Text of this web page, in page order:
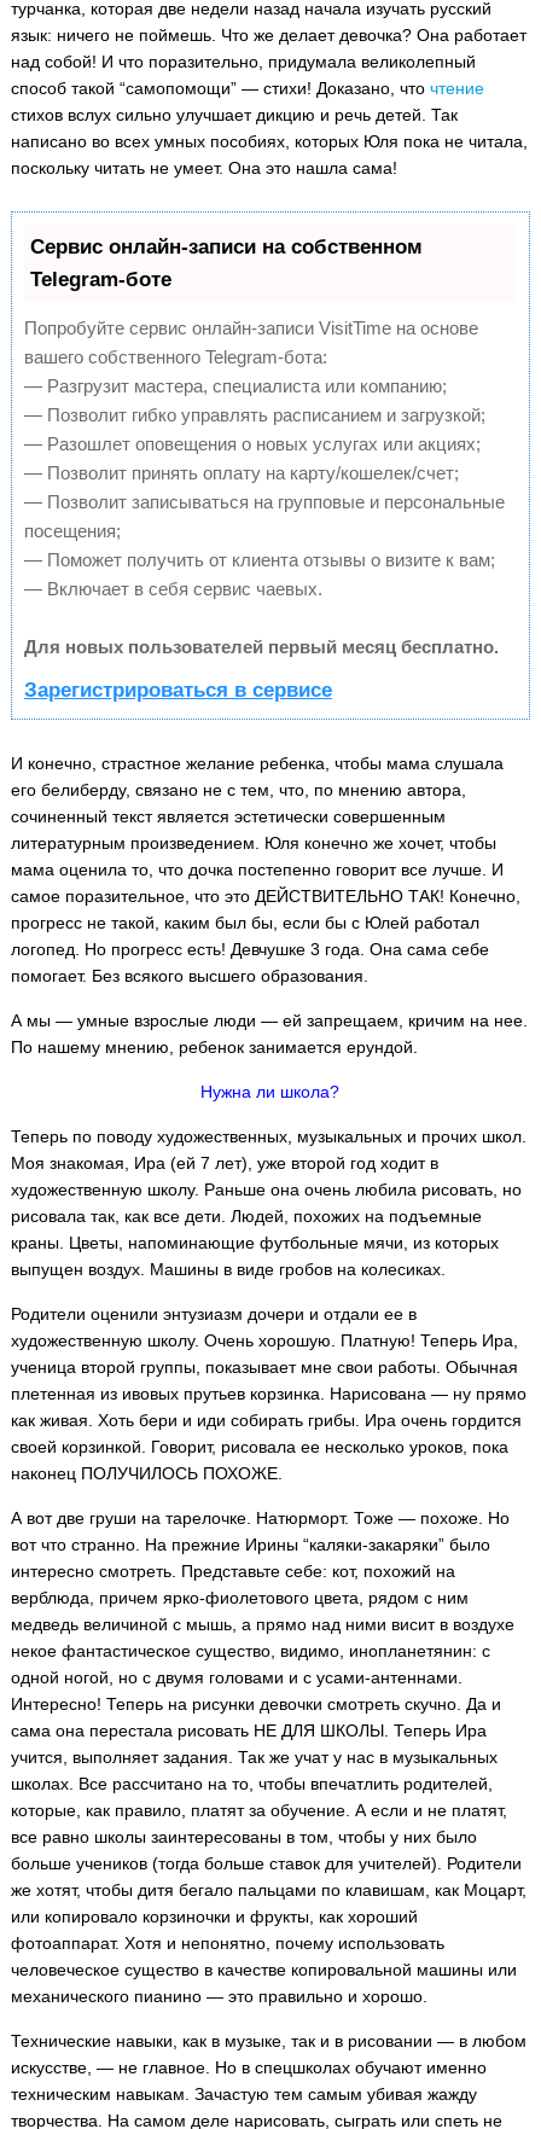
турчанка, которая две недели назад начала изучать русский
язык: ничего не поймешь. Что же делает девочка? Она работает
над собой! И что поразительно, придумала великолепный
способ такой “самопомощи” — стихи! Доказано, что чтение
стихов вслух сильно улучшает дикцию и речь детей. Так
написано во всех умных пособиях, которых Юля пока не читала,
поскольку читать не умеет. Она это нашла сама!
Сервис онлайн-записи на собственном
Telegram-боте
Попробуйте сервис онлайн-записи VisitTime на основе
вашего собственного Telegram-бота:
— Разгрузит мастера, специалиста или компанию;
— Позволит гибко управлять расписанием и загрузкой;
— Разошлет оповещения о новых услугах или акциях;
— Позволит принять оплату на карту/кошелек/счет;
— Позволит записываться на групповые и персональные
посещения;
— Поможет получить от клиента отзывы о визите к вам;
— Включает в себя сервис чаевых.
Для новых пользователей первый месяц бесплатно.
Зарегистрироваться в сервисе
И конечно, страстное желание ребенка, чтобы мама слушала
его белиберду, связано не с тем, что, по мнению автора,
сочиненный текст является эстетически совершенным
литературным произведением. Юля конечно же хочет, чтобы
мама оценила то, что дочка постепенно говорит все лучше. И
самое поразительное, что это ДЕЙСТВИТЕЛЬНО ТАК! Конечно,
прогресс не такой, каким был бы, если бы с Юлей работал
логопед. Но прогресс есть! Девчушке 3 года. Она сама себе
помогает. Без всякого высшего образования.
А мы — умные взрослые люди — ей запрещаем, кричим на нее.
По нашему мнению, ребенок занимается ерундой.
Нужна ли школа?
Теперь по поводу художественных, музыкальных и прочих школ.
Моя знакомая, Ира (ей 7 лет), уже второй год ходит в
художественную школу. Раньше она очень любила рисовать, но
рисовала так, как все дети. Людей, похожих на подъемные
краны. Цветы, напоминающие футбольные мячи, из которых
выпущен воздух. Машины в виде гробов на колесиках.
Родители оценили энтузиазм дочери и отдали ее в
художественную школу. Очень хорошую. Платную! Теперь Ира,
ученица второй группы, показывает мне свои работы. Обычная
плетенная из ивовых прутьев корзинка. Нарисована — ну прямо
как живая. Хоть бери и иди собирать грибы. Ира очень гордится
своей корзинкой. Говорит, рисовала ее несколько уроков, пока
наконец ПОЛУЧИЛОСЬ ПОХОЖЕ.
А вот две груши на тарелочке. Натюрморт. Тоже — похоже. Но
вот что странно. На прежние Ирины “каляки-закаряки” было
интересно смотреть. Представьте себе: кот, похожий на
верблюда, причем ярко-фиолетового цвета, рядом с ним
медведь величиной с мышь, а прямо над ними висит в воздухе
некое фантастическое существо, видимо, инопланетянин: с
одной ногой, но с двумя головами и с усами-антеннами.
Интересно! Теперь на рисунки девочки смотреть скучно. Да и
сама она перестала рисовать НЕ ДЛЯ ШКОЛЫ. Теперь Ира
учится, выполняет задания. Так же учат у нас в музыкальных
школах. Все рассчитано на то, чтобы впечатлить родителей,
которые, как правило, платят за обучение. А если и не платят,
все равно школы заинтересованы в том, чтобы у них было
больше учеников (тогда больше ставок для учителей). Родители
же хотят, чтобы дитя бегало пальцами по клавишам, как Моцарт,
или копировало корзиночки и фрукты, как хороший
фотоаппарат. Хотя и непонятно, почему использовать
человеческое существо в качестве копировальной машины или
механического пианино — это правильно и хорошо.
Технические навыки, как в музыке, так и в рисовании — в любом
искусстве, — не главное. Но в спецшколах обучают именно
техническим навыкам. Зачастую тем самым убивая жажду
творчества. На самом деле нарисовать, сыграть или спеть не